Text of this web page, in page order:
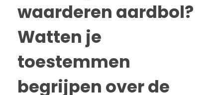
waarderen aardbol?
Watten je
toestemmen
begrijpen over de